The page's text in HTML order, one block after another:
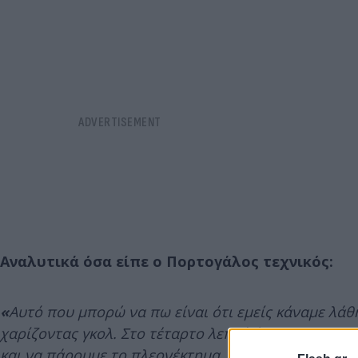
Αναλυτικά όσα είπε ο Πορτογάλος τεχνικός:
«Αυτό που μπορώ να πω είναι ότι εμείς κάναμε
χαρίζοντας γκολ. Στο τέταρτο λεπτό ένας